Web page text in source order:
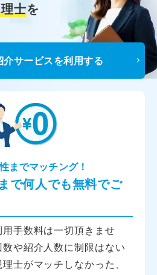
士を
介サービスを利用する
までマッチング！
で何人でも無料でご
手数料は一切頂きませ
や紹介人数に制限はない
士がマッチしなかった、